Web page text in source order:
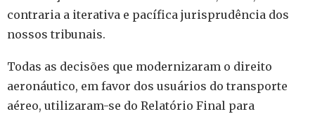
contraria a iterativa e pacífica jurisprudência dos
nossos tribunais.
Todas as decisões que modernizaram o direito
aeronáutico, em favor dos usuários do transporte
aéreo, utilizaram-se do Relatório Final para